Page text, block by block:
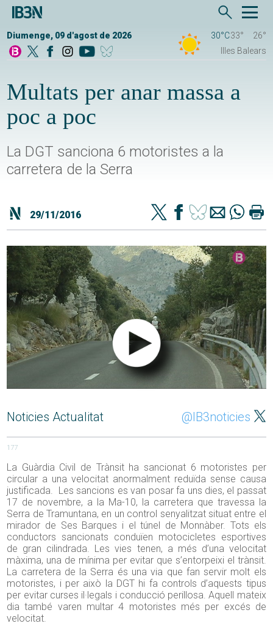
Diumenge, 09 d'agost de 2026 30°C33°
26°
Illes Balears
Multats per anar massa a
poc a poc
La DGT sanciona 6 motoristes a la
carretera de la Serra
29/11/2016
Noticies Actualitat @IB3noticies
177
La Guàrdia Civil de Trànsit ha sancionat 6 motoristes per
circular a una velocitat anormalment reduïda sense causa
justificada. Les sancions es van posar fa uns dies, el passat
17 de novembre, a la Ma-10, la carretera que travessa la
Serra de Tramuntana, en un control senyalitzat situat entre el
mirador de Ses Barques i el túnel de Monnàber. Tots els
conductors sancionats conduïen motocicletes esportives
de gran cilindrada. Les vies tenen, a més d’una velocitat
màxima, una de mínima per evitar que s’entorpeixi el trànsit.
La carretera de la Serra és una via que fan servir molt els
motoristes, i per això la DGT hi fa controls d’aquests tipus
per evitar curses il·legals i conducció perillosa. Aquell mateix
dia també varen multar 4 motoristes més per excés de
velocitat.